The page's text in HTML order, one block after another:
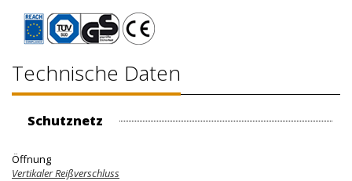
Technische Daten
Schutznetz
Öffnung
Vertikaler Reißverschluss